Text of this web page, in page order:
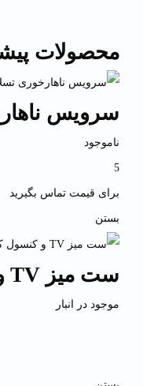
محصولات
سرویس
ناموجود
5
برای قیمت تماس بگیرید
بستن
ست میز TV و کنسول کد 280
موجود در انبار